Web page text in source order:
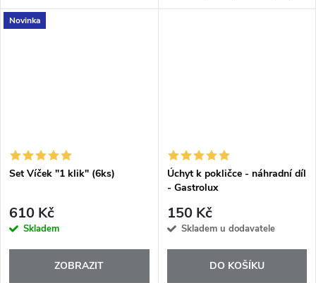
na krájení a mixování, a
Novinka
Set Víček "1 klik" (6ks)
610 Kč
Skladem
ZOBRAZIT
Úchyt k pokličce - náhradní díl
- Gastrolux
150 Kč
Skladem u dodavatele
DO KOŠÍKU